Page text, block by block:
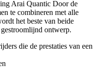
Arai Quantic Door de
te combineren met alle
het beste van beide
ontwerp.
die de prestaties van een